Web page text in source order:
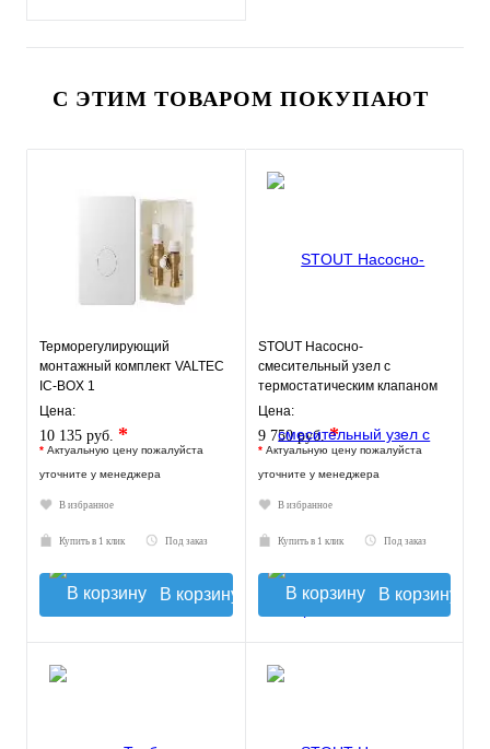
С ЭТИМ ТОВАРОМ ПОКУПАЮТ
Терморегулирующий
монтажный комплект VALTEC
IC-BOX 1
Цена:
10 135 руб. *
* Актуальную цену пожалуйста
уточните у менеджера
В избранное
Купить в 1 клик Под заказ
В корзину
STOUT Насосно-
смесительный узел с
термостатическим клапаном
20-43°C и
жидкокристаллическим
термомет
Цена:
9 750 руб.*
* Актуальную цену пожалуйста
уточните у менеджера
В избранное
Купить в 1 клик Под заказ
В корзину